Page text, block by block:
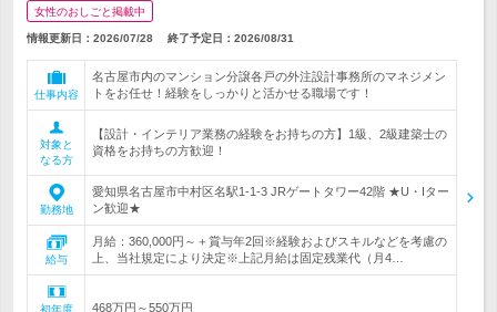
女性のおしごと掲載中
情報更新日：2026/07/28 終了予定日： 2026/08/31
仕事内容
名古屋市内のマンション分譲各戸の外注設計事務所のマネジメン
トをお任せ！経験をしっかりと活かせる職場です！
対象と
なる方
【設計・インテリア業務の経験をお持ちの方】1級、2級建築士の
資格をお持ちの方歓迎！
勤務地
愛知県名古屋市中村区名駅1-1-3 JRゲートタワー42階 ★U・Iター
ン歓迎★
給与
月給：360,000円～＋賞与年2回※経験およびスキルなどを考慮の
上、当社規定により決定※上記月給は固定残業代（月4…
初年度
468万円～550万円